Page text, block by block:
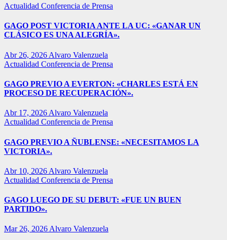
Actualidad Conferencia de Prensa
GAGO POST VICTORIA ANTE LA UC: «GANAR UN
CLÁSICO ES UNA ALEGRÍA».
Abr 26, 2026 Alvaro Valenzuela
Actualidad Conferencia de Prensa
GAGO PREVIO A EVERTON: «CHARLES ESTÁ EN
PROCESO DE RECUPERACIÓN».
Abr 17, 2026 Alvaro Valenzuela
Actualidad Conferencia de Prensa
GAGO PREVIO A ÑUBLENSE: «NECESITAMOS LA
VICTORIA».
Abr 10, 2026 Alvaro Valenzuela
Actualidad Conferencia de Prensa
GAGO LUEGO DE SU DEBUT: «FUE UN BUEN
PARTIDO».
Mar 26, 2026 Alvaro Valenzuela